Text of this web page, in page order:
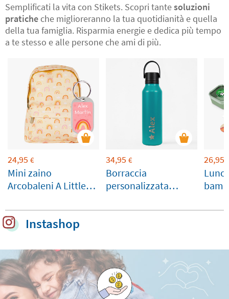
Semplificati la vita con Stikets. Scopri tantesoluzioni
pratiche che miglioreranno la tua quotidianità e quella
della tua famiglia. Risparmia energie e dedica più tempo
a te stesso e alle persone che ami di più.
24,95 €
Mini zaino
Arcobaleni A Little
personalizzabile
34,95 €
Borraccia
personalizzata
Smeraldo
26,95
Instashop